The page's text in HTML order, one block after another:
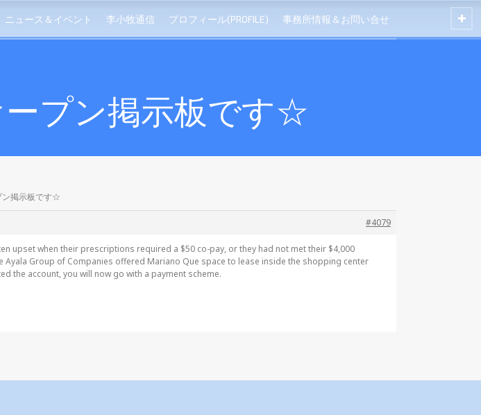
ニュース＆イベント 李小牧通信 プロフィール(PROFILE) 事務所情報＆お問い合せ
プン掲示板です☆
ン掲示板です☆
#4079
upset when their prescriptions required a $50 co-pay, or they had not met their $4,000
Group of Companies offered Mariano Que space to lease inside the shopping center
the account, you will now go with a payment scheme.